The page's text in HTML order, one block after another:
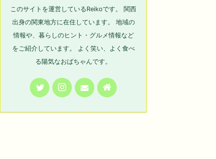
このサイトを運営しているReikoです。 関西
出身の関東地方に在住しています。 地域の
情報や、暮らしのヒント・グルメ情報など
をご紹介しています。 よく笑い、よく食べ
る陽気なおばちゃんです。